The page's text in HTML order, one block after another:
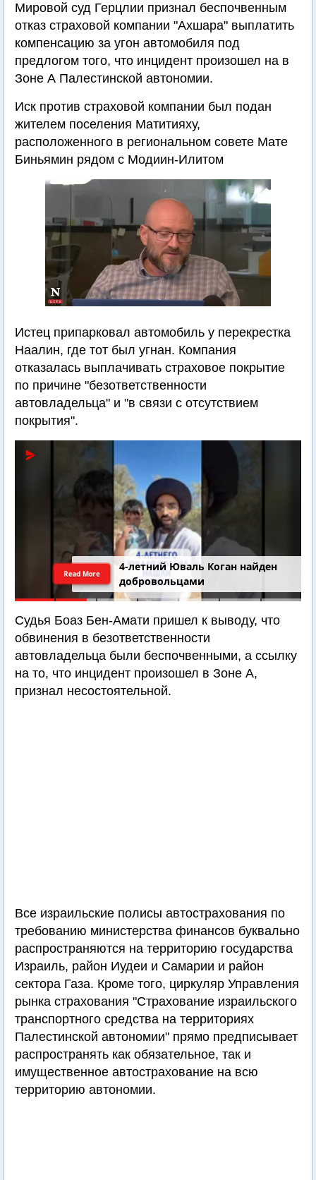
Мировой суд Герцлии признал беспочвенным
отказ страховой компании "Ахшара" выплатить
компенсацию за угон автомобиля под
предлогом того, что инцидент произошел на в
Зоне А Палестинской автономии.
Иск против страховой компании был подан
жителем поселения Матитияху,
расположенного в региональном совете Мате
Биньямин рядом с Модиин-Илитом
Истец припарковал автомобиль у перекрестка
Наалин, где тот был угнан. Компания
отказалась выплачивать страховое покрытие
по причине "безответственности
автовладельца" и "в связи с отсутствием
покрытия".
4-летний Юваль Коган найден
добровольцами
Read More
Судья Боаз Бен-Амати пришел к выводу, что
обвинения в безответственности
автовладельца были беспочвенными, а ссылку
на то, что инцидент произошел в Зоне А,
признал несостоятельной.
Все израильские полисы автострахования по
требованию министерства финансов буквально
распространяются на территорию государства
Израиль, район Иудеи и Самарии и район
сектора Газа. Кроме того, циркуляр Управления
рынка страхования "Страхование израильского
транспортного средства на территориях
Палестинской автономии" прямо предписывает
распространять как обязательное, так и
имущественное автострахование на всю
территорию автономии.